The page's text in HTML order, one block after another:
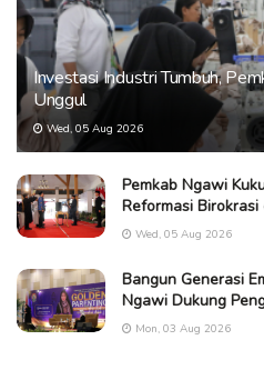
Investasi Industri Tumbuh,
Unggul
Wed, 05 Aug 2026
Pemkab Ngawi
Reformasi
Wed, 05 Aug 2026
Bangun Generasi
Ngawi Dukung
Mon, 03 Aug 2026